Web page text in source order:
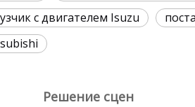
с двигателем Isuzu
Решение сцен